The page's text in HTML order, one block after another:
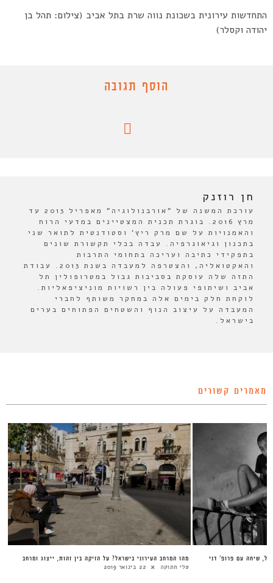
התחדשות עירונית בשכונת נווה שרת בתל אביב (צילום: תהל בן
יהודה וקסלר)
הוסף תגובה
חן רוזנק
עורכת המשנה של "אורבנולוגיה" מאפריל 2013 עד
מרץ 2016. בוגרת תכנית המצטיינים במדעי הרוח
והאמנויות על שם מרק ריץ' וסטודנטית לתואר שני
בתכנון וגיאוגרפיה. עבדה בכלי תקשורת שונים
בתפקידי כתיבה ועריכה בתחומי התרבות
והאקטואליה, והצטרפה למעבדה בשנת 2013. עבודת
התזה שלה עוסקת בסביבות גבול במטרופולין תל
אביב ושיתופי פעולה בין רשויות מוניציפאליות.
לוקחת חלק בימים אלה במחקר משותף לחברי
המעבדה על עיצוב הנוף והשטחים הפתוחים בערים
בישראל.
מאמרים קשורים
מהו המרחב העירוני בישראל? על הזיקה בין זהות, ייצוג ומרחב
טלי חתוקה 22 בינואר 2019
שיחה עם פרופ’ דני